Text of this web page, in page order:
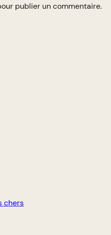
publier un commentaire.
chers